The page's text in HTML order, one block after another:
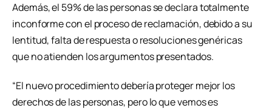
Además, el 59% de las personas se declara totalmente
inconforme con el proceso de reclamación, debido a su
lentitud, falta de respuesta o resoluciones genéricas
que no atienden los argumentos presentados.
“El nuevo procedimiento debería proteger mejor los
derechos de las personas, pero lo que vemos es